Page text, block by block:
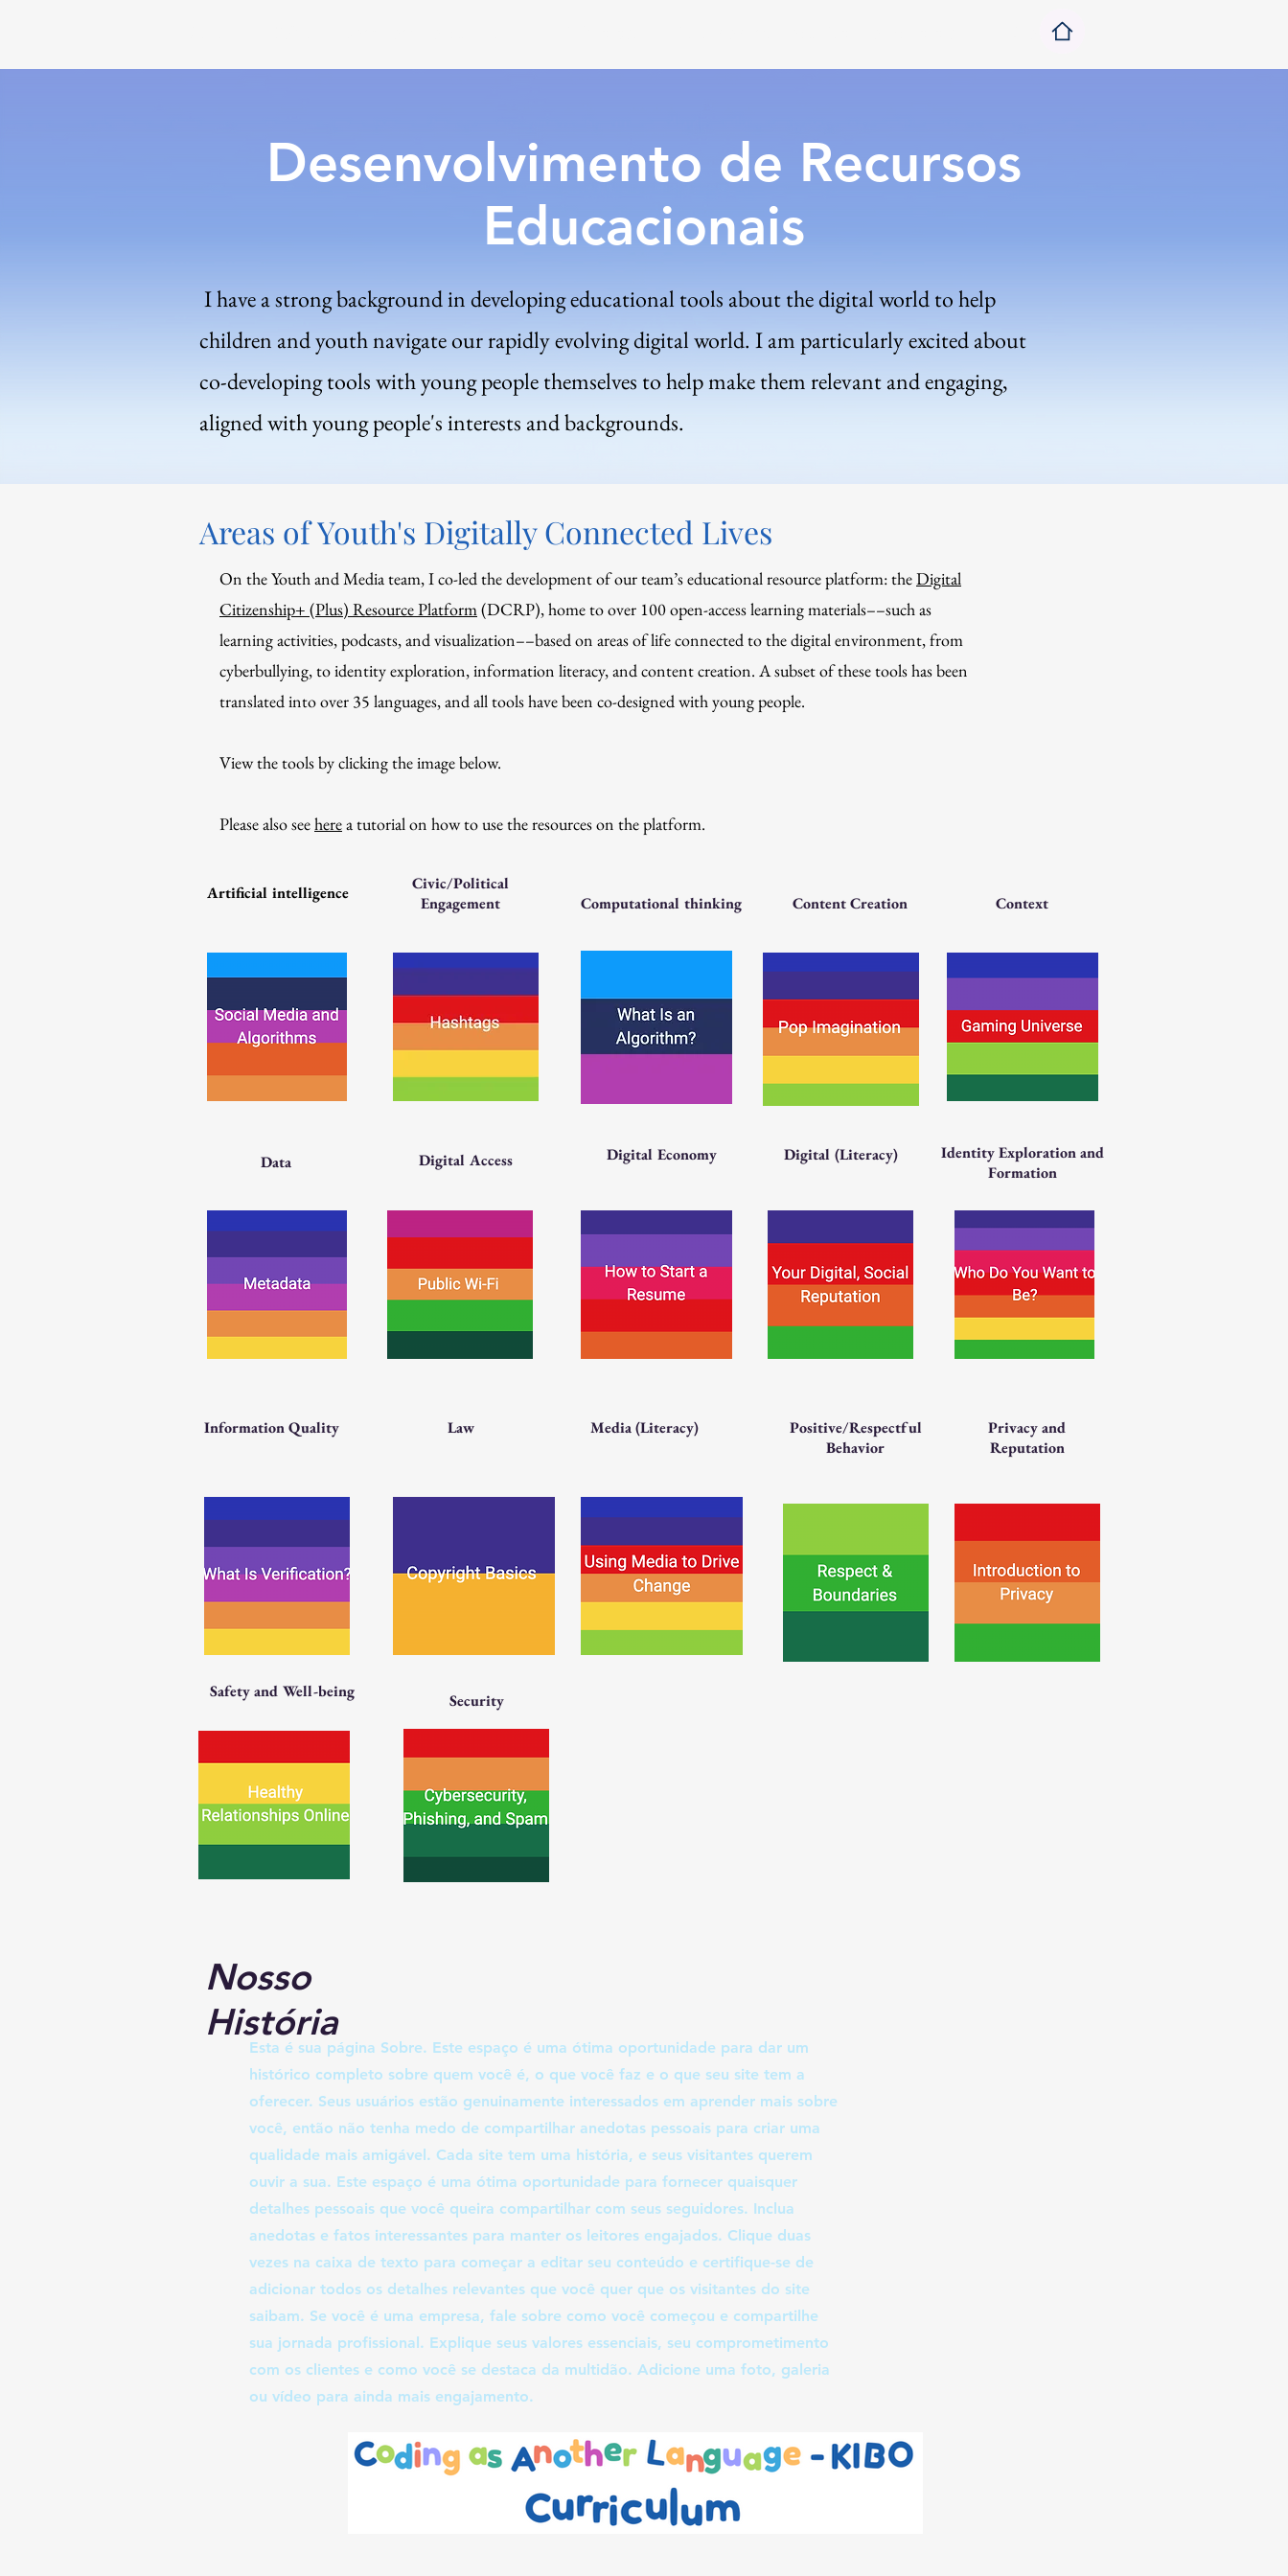
Desenvolvimento de Recursos
Educacionais
I have a strong background in developing educational tools about the digital world to help
children and youth navigate our rapidly evolving digital world. I am particularly excited about
co-developing tools with young people themselves to help make them relevant and engaging,
aligned with young people's interests and backgrounds.
Areas of Youth's Digitally Connected Lives
On the Youth and Media team, I co-led the development of our team’s educational resource platform: theDigital
Citizenship+ (Plus) Resource Platform(DCRP), home to over 100 open-access learning materials––such as
learning activities, podcasts, and visualization––based on areas of life connected to the digital environment, from
cyberbullying, to identity exploration, information literacy, and content creation. A subset of these tools has been
translated into over 35 languages, and all tools have been co-designed with young people.
View the tools by clicking the image below.
Please also seeherea tutorial on how to use the resources on the platform.
Artificial intelligence
Civic/Political
Engagement
Computational thinking Content Creation Context
Data Digital Access Digital Economy Digital (Literacy)
Identity Exploration and
Formation
Information Quality Law Media (Literacy)
Positive/Respectful
Behavior
Privacy and
Reputation
Safety and Well-being Security
Nosso
História
Esta é sua página Sobre. Este espaço é uma ótima oportunidade para dar um
histórico completo sobre quem você é, o que você faz e o que seu site tem a
oferecer. Seus usuários estão genuinamente interessados em aprender mais sobre
você, então não tenha medo de compartilhar anedotas pessoais para criar uma
qualidade mais amigável. Cada site tem uma história, e seus visitantes querem
ouvir a sua. Este espaço é uma ótima oportunidade para fornecer quaisquer
detalhes pessoais que você queira compartilhar com seus seguidores. Inclua
anedotas e fatos interessantes para manter os leitores engajados. Clique duas
vezes na caixa de texto para começar a editar seu conteúdo e certifique-se de
adicionar todos os detalhes relevantes que você quer que os visitantes do site
saibam. Se você é uma empresa, fale sobre como você começou e compartilhe
sua jornada profissional. Explique seus valores essenciais, seu comprometimento
com os clientes e como você se destaca da multidão. Adicione uma foto, galeria
ou vídeo para ainda mais engajamento.